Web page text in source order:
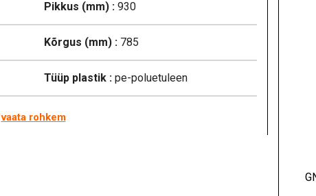
Pikkus (mm) :930
Kõrgus (mm) :785
Tüüp plastik :pe-poluetuleen
vaata rohkem